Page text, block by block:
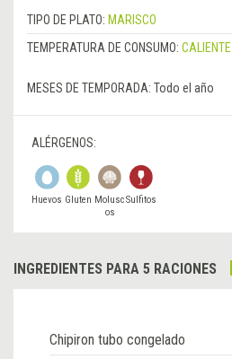
TIPO DE PLATO: MARISCO
TEMPERATURA DE CONSUMO: CALIENTE
MESES DE TEMPORADA: Todo el año
ALÉRGENOS:
Huevos Gluten Molusc
os
Sulfitos
INGREDIENTES PARA 5 RACIONES
Chipiron tubo congelado